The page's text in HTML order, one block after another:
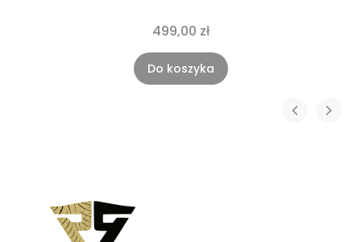
499,00 zł
Do koszyka